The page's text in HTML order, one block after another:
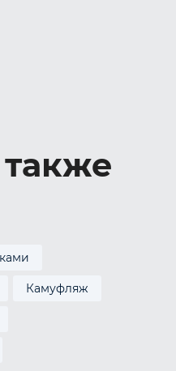
Камуфляж